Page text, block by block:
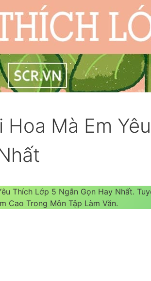
Hoa Mà Em
Thích Lớp 5 Ngắn Gọn Hay Nhất.
Cao Trong Môn Tập Làm Văn.